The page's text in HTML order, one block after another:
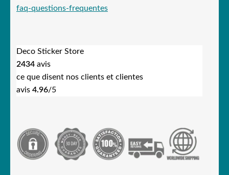
faq-questions-frequentes
Deco Sticker Store
2434 avis
ce que disent nos clients et clientes
avis 4.96/5